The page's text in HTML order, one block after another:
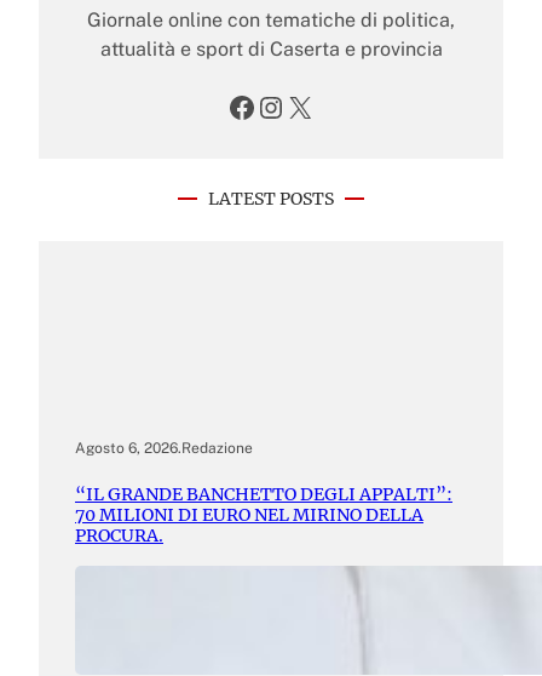
Giornale online con tematiche di politica,
attualità e sport di Caserta e provincia
Facebook Instagram X
LATEST POSTS
Agosto 6, 2026.Redazione
“IL GRANDE BANCHETTO DEGLI APPALTI”:
70 MILIONI DI EURO NEL MIRINO DELLA
PROCURA.